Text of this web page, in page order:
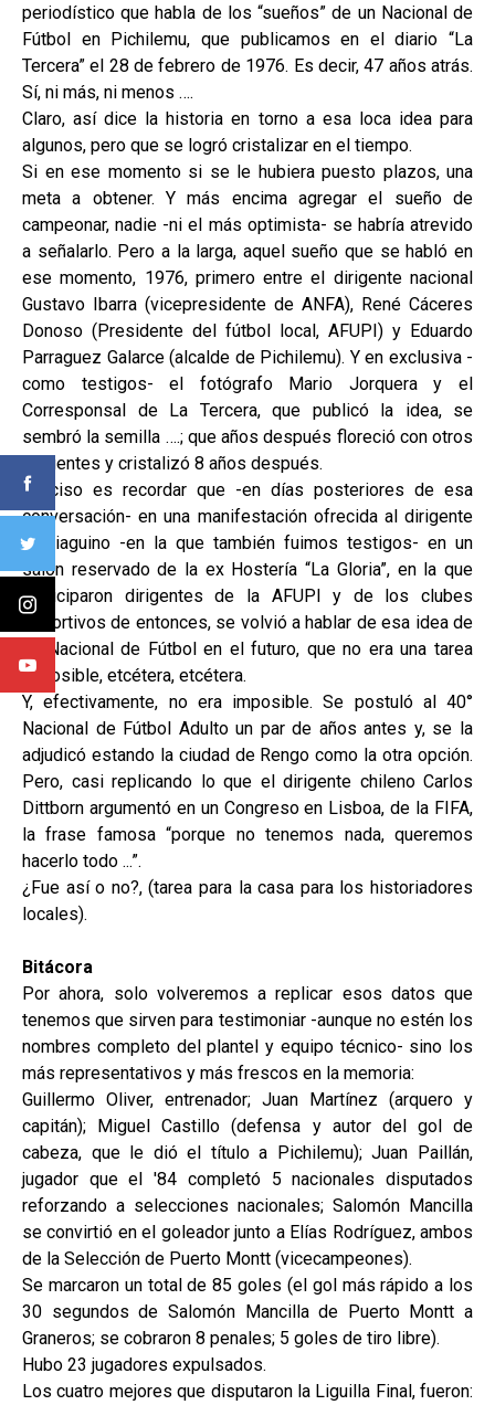
periodístico que habla de los “sueños” de un Nacional de
Fútbol en Pichilemu, que publicamos en el diario “La
Tercera” el 28 de febrero de 1976. Es decir, 47 años atrás.
Sí, ni más, ni menos ….
Claro, así dice la historia en torno a esa loca idea para
algunos, pero que se logró cristalizar en el tiempo.
Si en ese momento si se le hubiera puesto plazos, una
meta a obtener. Y más encima agregar el sueño de
campeonar, nadie -ni el más optimista- se habría atrevido
a señalarlo. Pero a la larga, aquel sueño que se habló en
ese momento, 1976, primero entre el dirigente nacional
Gustavo Ibarra (vicepresidente de ANFA), René Cáceres
Donoso (Presidente del fútbol local, AFUPI) y Eduardo
Parraguez Galarce (alcalde de Pichilemu). Y en exclusiva -
como testigos- el fotógrafo Mario Jorquera y el
Corresponsal de La Tercera, que publicó la idea, se
sembró la semilla ….; que años después floreció con otros
dirigentes y cristalizó 8 años después.
Preciso es recordar que -en días posteriores de esa
conversación- en una manifestación ofrecida al dirigente
santiaguino -en la que también fuimos testigos- en un
salón reservado de la ex Hostería “La Gloria”, en la que
participaron dirigentes de la AFUPI y de los clubes
deportivos de entonces, se volvió a hablar de esa idea de
un Nacional de Fútbol en el futuro, que no era una tarea
imposible, etcétera, etcétera.
Y, efectivamente, no era imposible. Se postuló al 40°
Nacional de Fútbol Adulto un par de años antes y, se la
adjudicó estando la ciudad de Rengo como la otra opción.
Pero, casi replicando lo que el dirigente chileno Carlos
Dittborn argumentó en un Congreso en Lisboa, de la FIFA,
la frase famosa “porque no tenemos nada, queremos
hacerlo todo ...”.
¿Fue así o no?, (tarea para la casa para los historiadores
locales).
Bitácora
Por ahora, solo volveremos a replicar esos datos que
tenemos que sirven para testimoniar -aunque no estén los
nombres completo del plantel y equipo técnico- sino los
más representativos y más frescos en la memoria:
Guillermo Oliver, entrenador; Juan Martínez (arquero y
capitán); Miguel Castillo (defensa y autor del gol de
cabeza, que le dió el título a Pichilemu); Juan Paillán,
jugador que el '84 completó 5 nacionales disputados
reforzando a selecciones nacionales; Salomón Mancilla
se convirtió en el goleador junto a Elías Rodríguez, ambos
de la Selección de Puerto Montt (vicecampeones).
Se marcaron un total de 85 goles (el gol más rápido a los
30 segundos de Salomón Mancilla de Puerto Montt a
Graneros; se cobraron 8 penales; 5 goles de tiro libre).
Hubo 23 jugadores expulsados.
Los cuatro mejores que disputaron la Liguilla Final, fueron: